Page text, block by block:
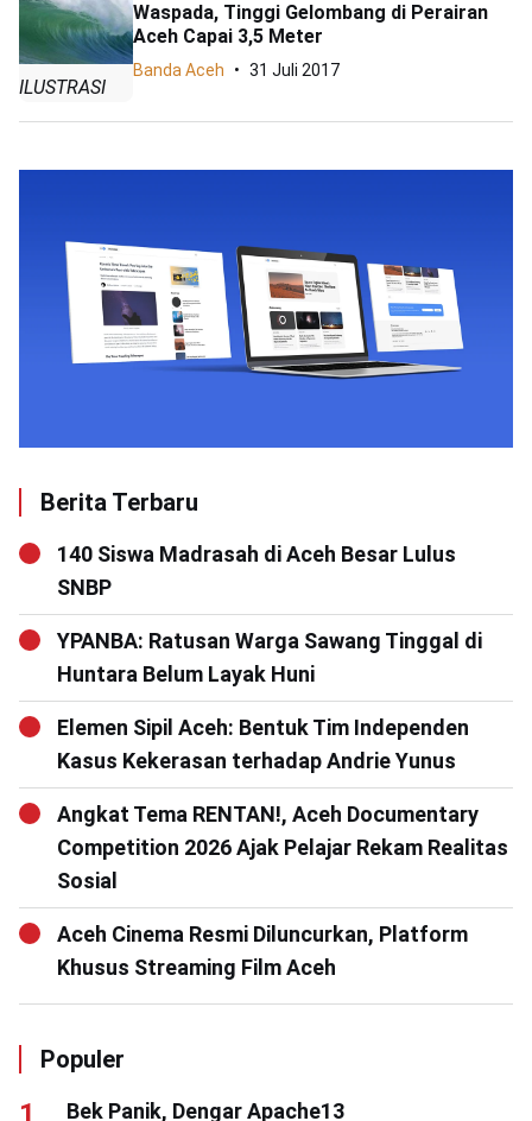
ILUSTRASI
Waspada, Tinggi Gelombang di Perairan
Aceh Capai 3,5 Meter
Banda Aceh 31 Juli 2017
Berita Terbaru
140 Siswa Madrasah di Aceh Besar Lulus
SNBP
YPANBA: Ratusan Warga Sawang Tinggal di
Huntara Belum Layak Huni
Elemen Sipil Aceh: Bentuk Tim Independen
Kasus Kekerasan terhadap Andrie Yunus
Angkat Tema RENTAN!, Aceh Documentary
Competition 2026 Ajak Pelajar Rekam Realitas
Sosial
Aceh Cinema Resmi Diluncurkan, Platform
Khusus Streaming Film Aceh
Populer
Bek Panik, Dengar Apache13